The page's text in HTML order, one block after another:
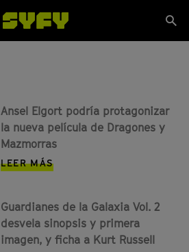
Ansel Elgort podría protagonizar
la nueva película de Dragones y
Mazmorras
LEER MÁS
Guardianes de la Galaxia Vol. 2
desvela sinopsis y primera
imagen, y ficha a Kurt Russell